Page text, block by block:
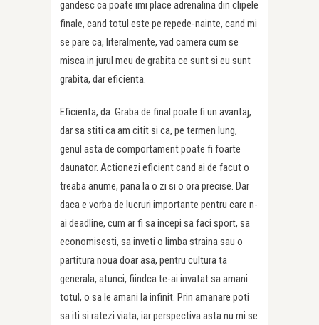
gandesc ca poate imi place adrenalina din clipele
finale, cand totul este pe repede-nainte, cand mi
se pare ca, literalmente, vad camera cum se
misca in jurul meu de grabita ce sunt si eu sunt
grabita, dar eficienta.
Eficienta, da. Graba de final poate fi un avantaj,
dar sa stiti ca am citit si ca, pe termen lung,
genul asta de comportament poate fi foarte
daunator. Actionezi eficient cand ai de facut o
treaba anume, pana la o zi si o ora precise. Dar
daca e vorba de lucruri importante pentru care n-
ai deadline, cum ar fi sa incepi sa faci sport, sa
economisesti, sa inveti o limba straina sau o
partitura noua doar asa, pentru cultura ta
generala, atunci, fiindca te-ai invatat sa amani
totul, o sa le amani la infinit. Prin amanare poti
sa iti si ratezi viata, iar perspectiva asta nu mi se